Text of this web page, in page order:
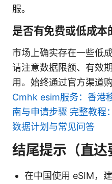
服。
是否有免费或低成本
市场上确实存在一些低
请注意数据限额、有效
用。始终通过官方渠道
Cmhk esim服务：香港
南与申请步骤 完整教程
数据计划与常见问答
结尾提示（直达
在中国使用 eSIM，